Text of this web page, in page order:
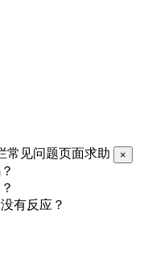
常见问题页面求助 ×
有反应？